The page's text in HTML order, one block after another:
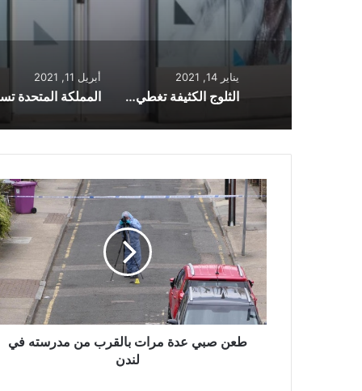
يناير 14, 2021
الثلوج الكثيفة تغطي الطرقات في بعض أجزاء اسكتلندا (صور)
أبريل 11, 2021
طعن
صبي
عدة
مرات
بالقرب
من
مدرسته
في
لندن
طعن صبي عدة مرات بالقرب من مدرسته في
لندن